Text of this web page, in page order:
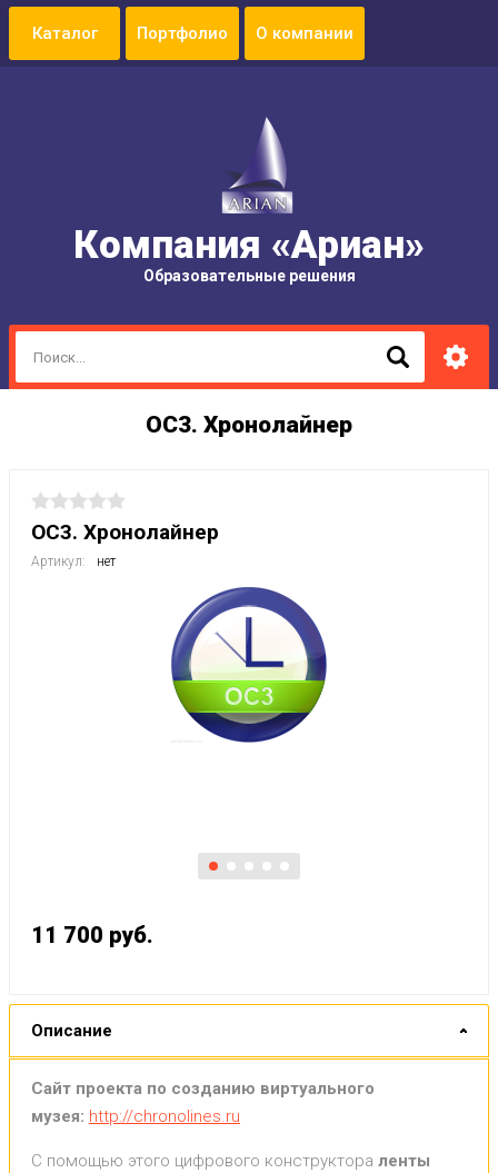
Портфолио О компании
Компания «Ариан»
Образовательные решения
ОС3. Хронолайнер
ОС3. Хронолайнер
Артикул: нет
11 700 руб.
Описание
Сайт проекта по созданию виртуального
музея: http://chronolines.ru
С помощью этого цифрового конструктора ленты